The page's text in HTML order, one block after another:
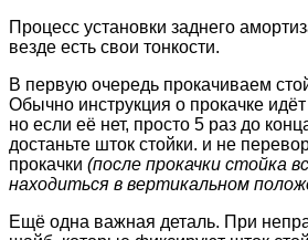
Процесс установки заднего
везде есть свои тонкости.
В первую очередь прокачиваем
Обычно инструкция о прокачке
но если её нет, просто 5 раз до
достаньте шток стойки. и не
прокачки (после прокачки стойка
находиться в вертикальном
Ещё одна важная деталь. При